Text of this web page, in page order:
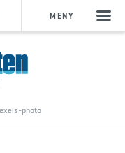
40 000
MENY
photo